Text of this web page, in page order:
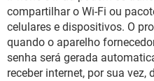
compartilhar o Wi-Fi ou
celulares e dispositivos. O
quando o aparelho
senha será gerada
receber internet, por sua vez,